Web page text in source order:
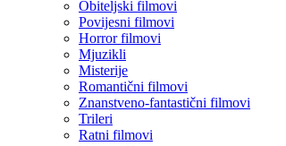
Obiteljski filmovi
Povijesni filmovi
Horror filmovi
Mjuzikli
Misterije
Romantični filmovi
Znanstveno-fantastični filmovi
Trileri
Ratni filmovi